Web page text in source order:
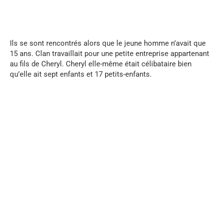
Ils se sont rencontrés alors que le jeune homme n’avait que
15 ans. Clan travaillait pour une petite entreprise appartenant
au fils de Cheryl. Cheryl elle-même était célibataire bien
qu’elle ait sept enfants et 17 petits-enfants.